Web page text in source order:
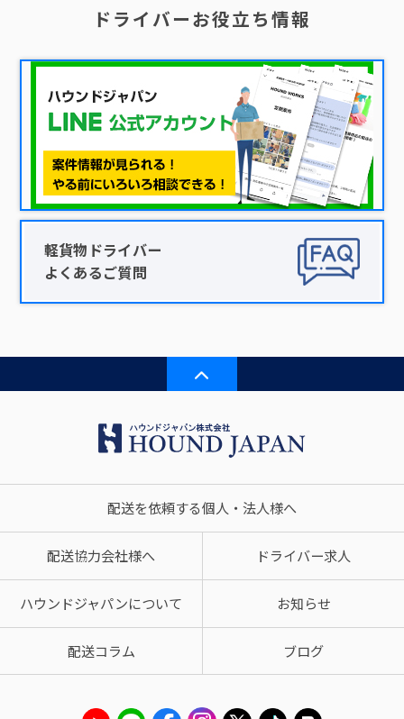
ドライバーお役立ち情報
軽貨物ドライバー
よくあるご質問
配送を依頼する個人・法人様へ
配送協力会社様へ ドライバー求人
ハウンドジャパンについて お知らせ
配送コラム ブログ